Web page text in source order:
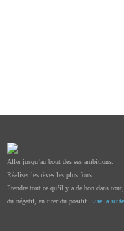
Aller jusqu’au bout des ses ambitions.
Réaliser les rêves les plus fous.
Prendre tout ce qu’il y a de bon dans
du négatif, en tirer du positif. Lire la